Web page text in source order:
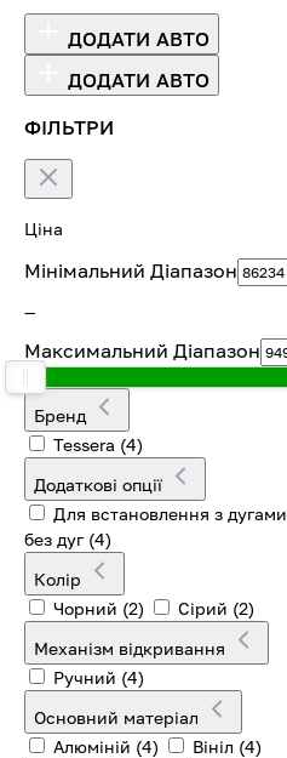
ДОДАТИ АВТО
ДОДАТИ АВТО
ФІЛЬТРИ
Ціна
Мінімальний Діапазон
—
Максимальний Діапазон
Бренд
Tessera (4)
Додаткові опції
Для встановлення з дугами
без дуг (4)
Колір
Чорний (2) Сірий (2)
Механізм відкривання
Ручний (4)
Основний матеріал
Алюміній (4) Вініл (4)